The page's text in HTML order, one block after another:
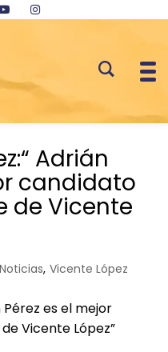
Adrián
candidato
de Vicente
Noticias, Vicente López